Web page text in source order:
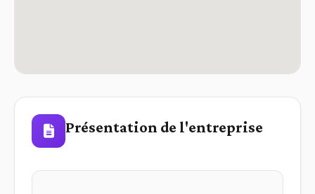
Présentation de l'entreprise